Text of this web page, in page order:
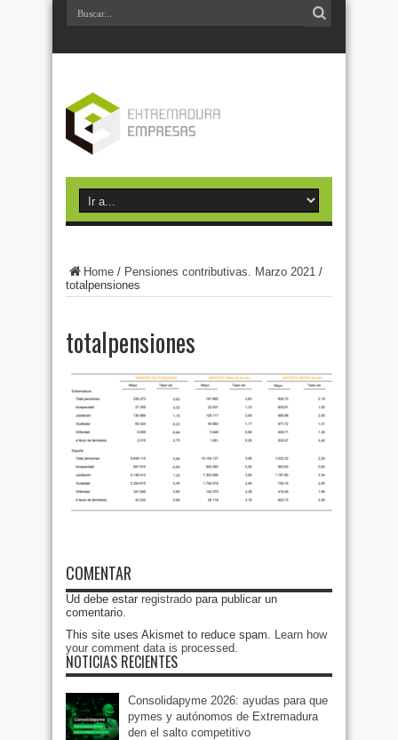
Home / Pensiones contributivas. Marzo 2021 /
totalpensiones
totalpensiones
COMENTAR
Ud debe estar registrado para publicar un
comentario.
This site uses Akismet to reduce spam. Learn how
your comment data is processed.
NOTICIAS RECIENTES
Consolidapyme 2026: ayudas para que
pymes y autónomos de Extremadura
den el salto competitivo